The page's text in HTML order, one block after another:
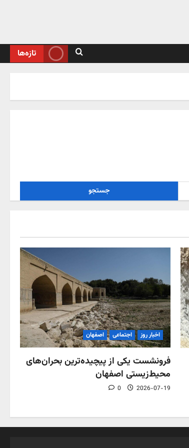
تازه‌ها
اخبار روز اجتماعی اصفهان
فرونشست یکی از پیچیده‌ترین بحران‌های
محیط‌زیستی اصفهان
2026-07-19
0